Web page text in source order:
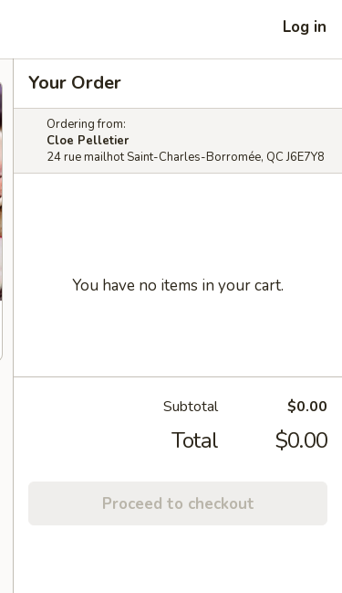
Log in
Your Order
Ordering from:
Cloe Pelletier
24 rue mailhot Saint-Charles-Borromée, QC J6E7Y8
You have no items in your cart.
Subtotal $0.00
Total $0.00
Proceed to checkout